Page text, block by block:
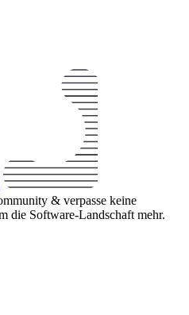
& verpasse keine
die Software-Landschaft mehr.